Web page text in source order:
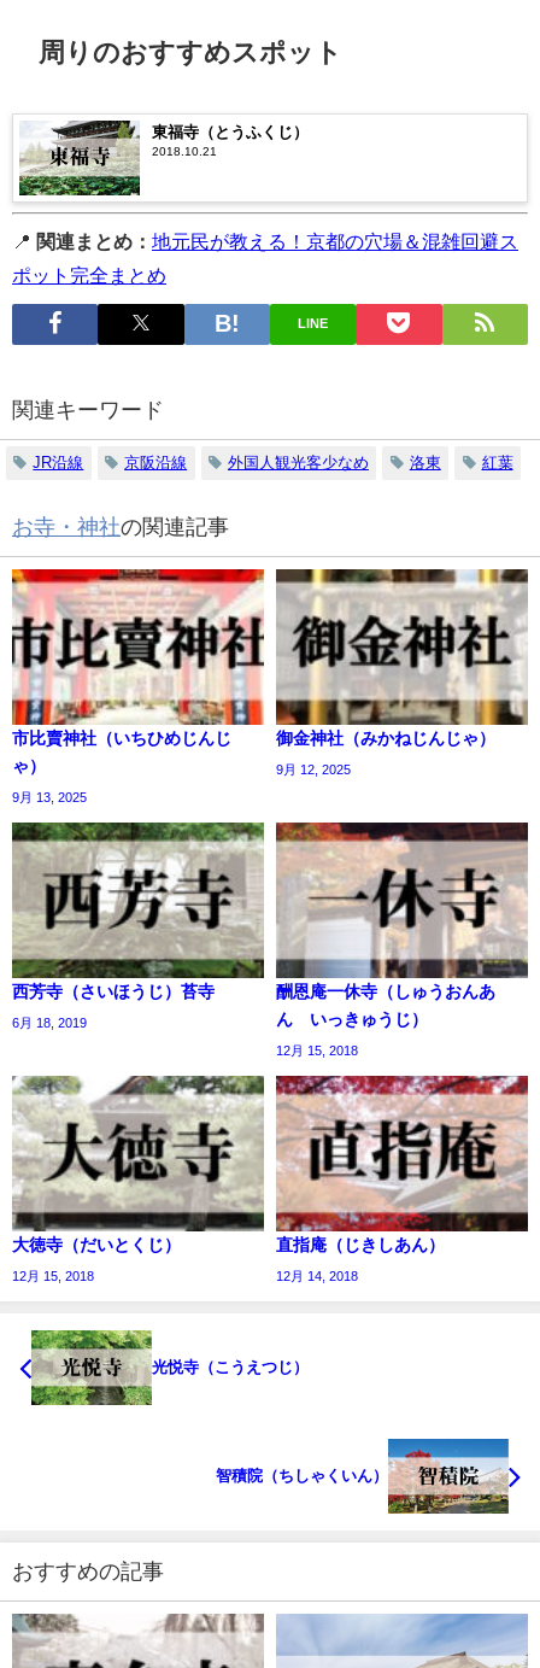
周りのおすすめスポット
東福寺（とうふくじ）
2018.10.21
📍 関連まとめ： 地元民が教える！京都の穴場＆混雑回避ス
ポット完全まとめ
LINE
関連キーワード
JR沿線 京阪沿線 外国人観光客少なめ 洛東 紅葉
お寺・神社の関連記事
市比賣神社（いちひめじんじ
ゃ）
9月 13, 2025
御金神社（みかねじんじゃ）
9月 12, 2025
西芳寺（さいほうじ）苔寺
6月 18, 2019
酬恩庵一休寺（しゅうおんあ
ん いっきゅうじ）
12月 15, 2018
大徳寺（だいとくじ）
12月 15, 2018
直指庵（じきしあん）
12月 14, 2018
光悦寺（こうえつじ）
智積院（ちしゃくいん）
おすすめの記事